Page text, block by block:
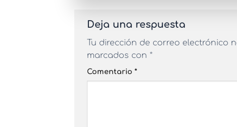
Deja una respuesta
Tu dirección de correo electrónico
marcados con *
Comentario *